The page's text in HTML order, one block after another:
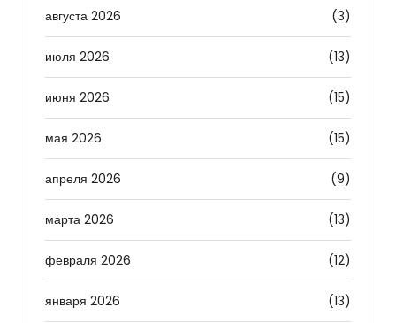
августа 2026 (3)
июля 2026 (13)
июня 2026 (15)
мая 2026 (15)
апреля 2026 (9)
марта 2026 (13)
февраля 2026 (12)
января 2026 (13)